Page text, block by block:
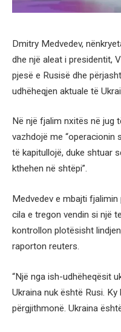
Dmitry Medvedev,
dhe një aleat i presidentit,
pjesë e Rusisë dhe
udhëheqjen aktuale të
Në një fjalim nxitës në jug
vazhdojë me “operacionin
të kapitullojë, duke shtuar
kthehen në shtëpi”.
Medvedev e mbajti fjalimin
cila e tregon vendin si një
kontrollon plotësisht
raporton reuters.
“Një nga ish-udhëheqësit
Ukraina nuk është Rusi.
përgjithmonë. Ukraina